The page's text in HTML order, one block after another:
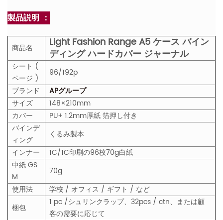
製品説明 ：
商品名
Light Fashion Range A5 ケース バイン
ディング ハードカバー ジャーナル
シート (
ページ )
96/192p
ブランド
APグループ
サイズ
148×210mm
カバー
PU+ 1.2mm厚紙 箔押し付き
バインデ
ィング
くるみ製本
インナー
1C/1C印刷の96枚70g白紙
中紙GS
M
70g
使用法
学校 / オフィス / ギフト / など
梱包
1 pc /シュリンクラップ、32pcs / ctn、または顧
客の需要に応じて